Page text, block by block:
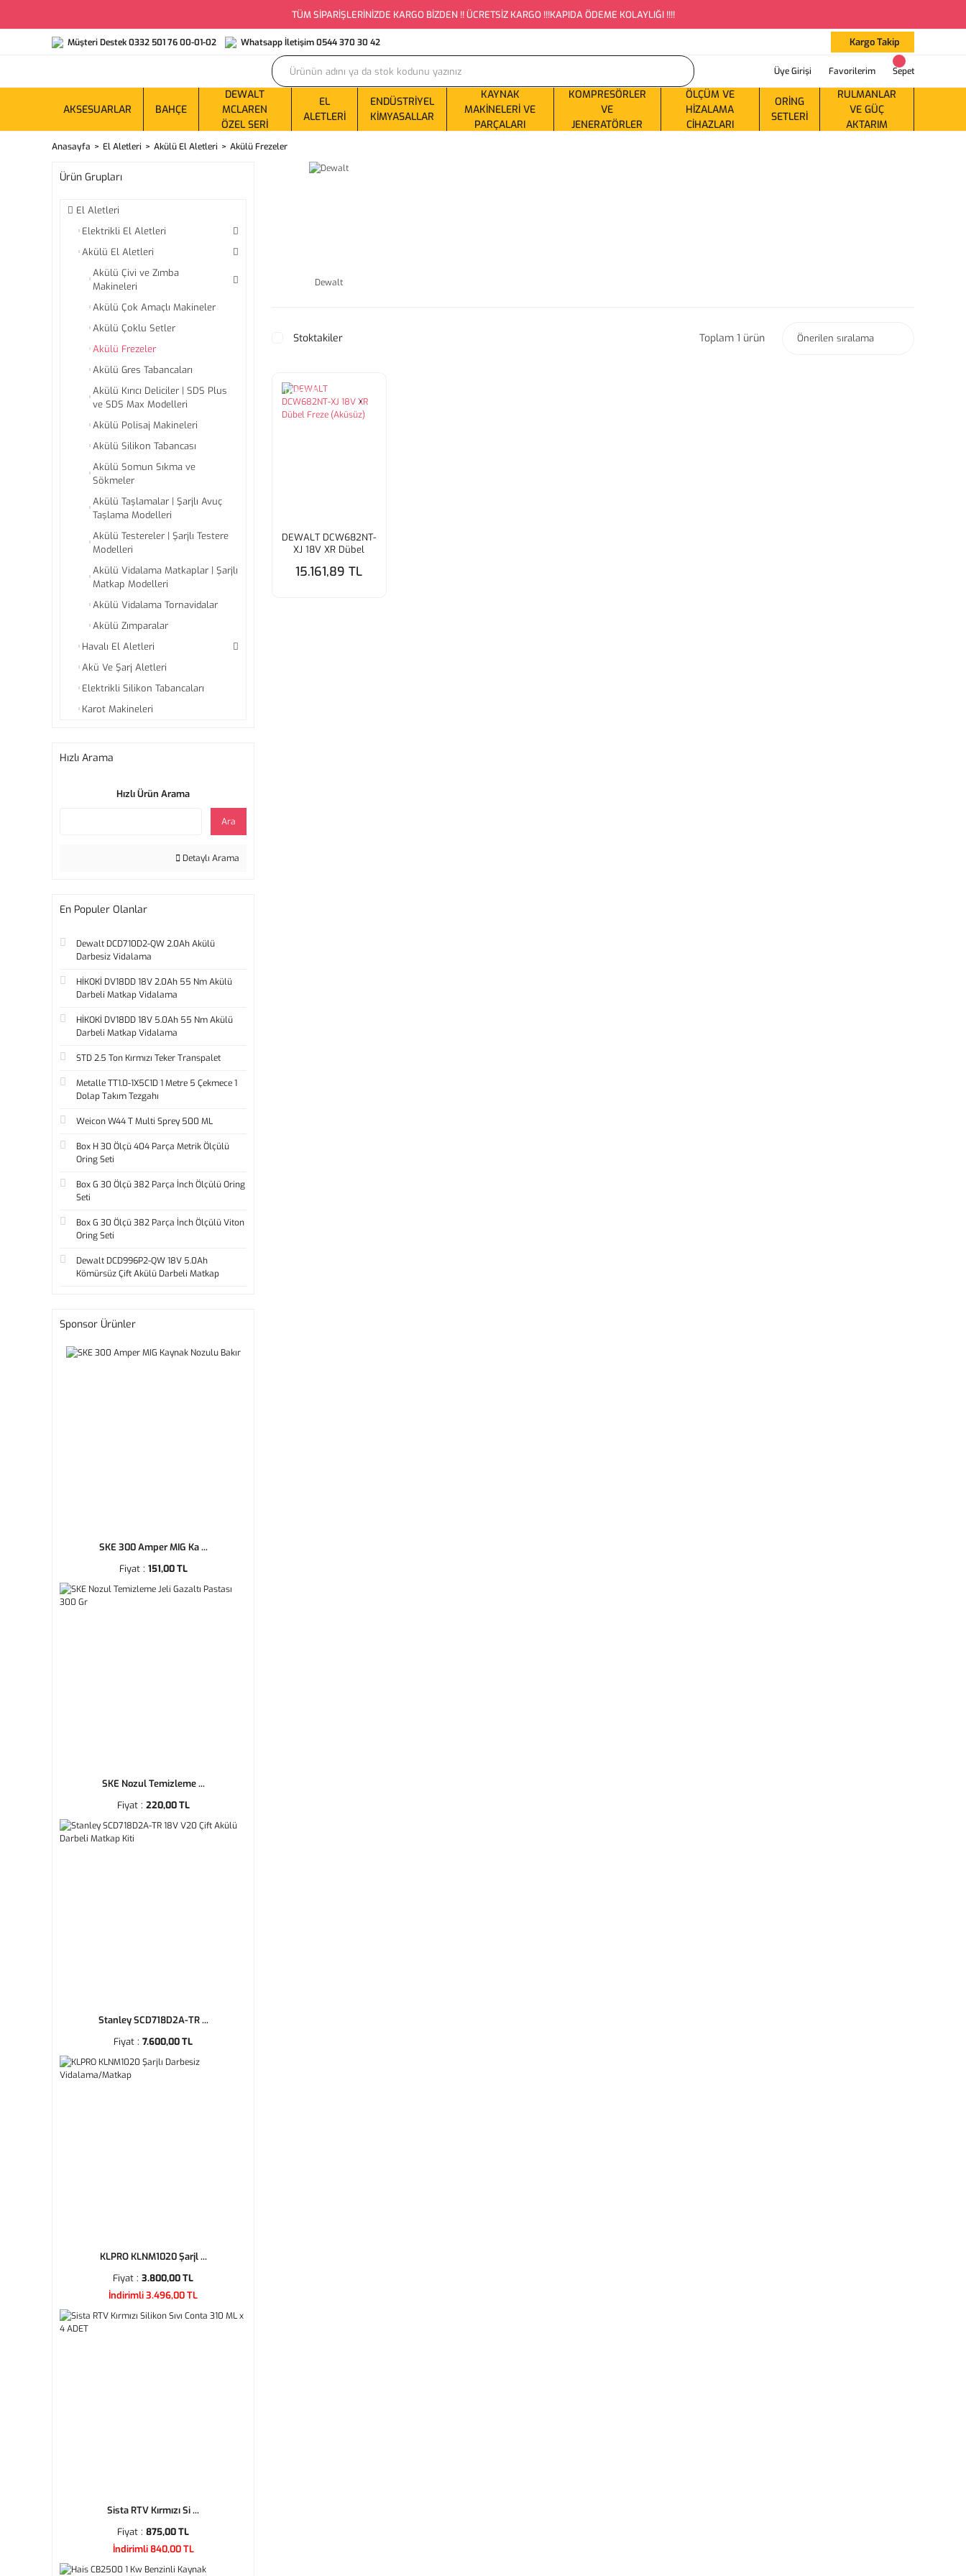
TÜM SİPARİŞLERİNİZDE KARGO BİZDEN !! ÜCRETSİZ KARGO !!!KAPIDA ÖDEME KOLAYLIĞI !!!!
Müşteri Destek 0332 501 76 00-01-02 Whatsapp İletişim 0544 370 30 42 Kargo Takip
Üye Girişi Favorilerim Sepet
AKSESUARLAR BAHÇE
DEWALT
MCLAREN
ÖZEL SERI
EL
ALETLERI
ENDÜSTRIYEL
KIMYASALLAR
KAYNAK
MAKINELERI VE
PARÇALARI
KOMPRESÖRLER
VE
JENERATÖRLER
ÖLÇÜM VE
HIZALAMA
CIHAZLARI
ORING
SETLERI
RULMANLAR
VE GÜÇ
AKTARIM
Anasayfa El Aletleri Akülü El Aletleri Akülü Frezeler
Ürün Grupları
El Aletleri
Elektrikli El Aletleri
Akülü El Aletleri
Akülü Çivi ve Zımba
Makineleri
Akülü Çok Amaçlı Makineler
Akülü Çoklu Setler
Akülü Frezeler
Akülü Gres Tabancaları
Akülü Kırıcı Deliciler | SDS Plus
ve SDS Max Modelleri
Akülü Polisaj Makineleri
Akülü Silikon Tabancası
Akülü Somun Sıkma ve
Sökmeler
Akülü Taşlamalar | Şarjlı Avuç
Taşlama Modelleri
Akülü Testereler | Şarjlı Testere
Modelleri
Akülü Vidalama Matkaplar | Şarjlı
Matkap Modelleri
Akülü Vidalama Tornavidalar
Akülü Zımparalar
Havalı El Aletleri
Akü Ve Şarj Aletleri
Elektrikli Silikon Tabancaları
Karot Makineleri
Hızlı Arama
Hızlı Ürün Arama
Ara
Detaylı Arama
En Populer Olanlar
Dewalt DCD710D2-QW 2.0Ah Akülü
Darbesiz Vidalama
HİKOKİ DV18DD 18V 2.0Ah 55 Nm Akülü
Darbeli Matkap Vidalama
HİKOKİ DV18DD 18V 5.0Ah 55 Nm Akülü
Darbeli Matkap Vidalama
STD 2.5 Ton Kırmızı Teker Transpalet
Metalle TT1.0-1X5C1D 1 Metre 5 Çekmece 1
Dolap Takım Tezgahı
Weicon W44 T Multi Sprey 500 ML
Box H 30 Ölçü 404 Parça Metrik Ölçülü
Oring Seti
Box G 30 Ölçü 382 Parça İnch Ölçülü Oring
Seti
Box G 30 Ölçü 382 Parça İnch Ölçülü Viton
Oring Seti
Dewalt DCD996P2-QW 18V 5.0Ah
Kömürsüz Çift Akülü Darbeli Matkap
Sponsor Ürünler
SKE 300 Amper MIG Ka ...
Fiyat : 151,00 TL
SKE Nozul Temizleme ...
Fiyat : 220,00 TL
Stanley SCD718D2A-TR ...
Fiyat : 7.600,00 TL
KLPRO KLNM1020 Şarjl ...
Fiyat : 3.800,00 TL
İndirimli 3.496,00 TL
Sista RTV Kırmızı Si ...
Fiyat : 875,00 TL
İndirimli 840,00 TL
Dewalt
Stoktakiler Toplam 1 ürün
Tükendi
DEWALT DCW682NT-
XJ 18V XR Dübel
15.161,89 TL